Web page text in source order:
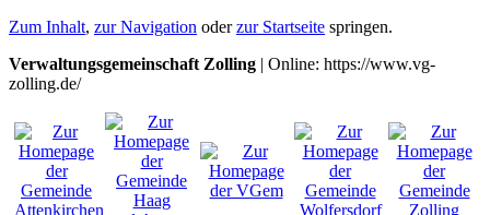
Zum Inhalt, zur Navigation oderzur Startseite springen.
Verwaltungsgemeinschaft Zolling | Online: https://www.vg-
zolling.de/